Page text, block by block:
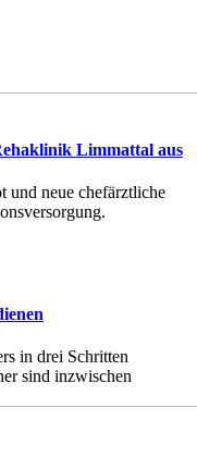
Limmattal aus
und neue chefärztliche
in drei Schritten
sind inzwischen